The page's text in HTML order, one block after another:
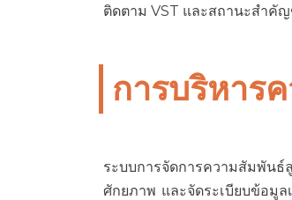
ติดตาม VST และสถานะสำคั
การบริหาร
ระบบการจัดการความสัมพัน
ศักยภาพ และจัดระเบียบข้อมู